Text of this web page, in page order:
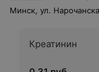
Минск, ул.
Креатинин